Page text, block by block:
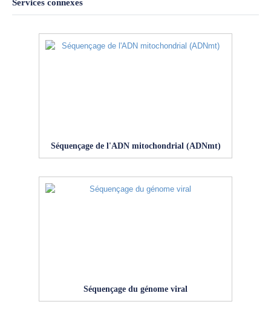
Services connexes
Séquençage de l'ADN mitochondrial (ADNmt)
Séquençage du génome viral